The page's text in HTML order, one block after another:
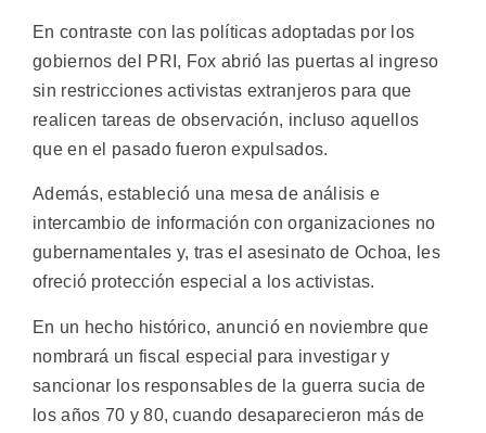
En contraste con las políticas adoptadas por los
gobiernos del PRI, Fox abrió las puertas al ingreso
sin restricciones activistas extranjeros para que
realicen tareas de observación, incluso aquellos
que en el pasado fueron expulsados.
Además, estableció una mesa de análisis e
intercambio de información con organizaciones no
gubernamentales y, tras el asesinato de Ochoa, les
ofreció protección especial a los activistas.
En un hecho histórico, anunció en noviembre que
nombrará un fiscal especial para investigar y
sancionar los responsables de la guerra sucia de
los años 70 y 80, cuando desaparecieron más de